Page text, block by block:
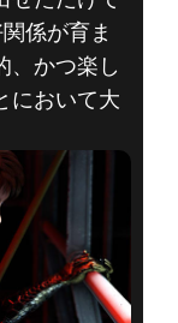
係が育ま
、かつ楽し
において大